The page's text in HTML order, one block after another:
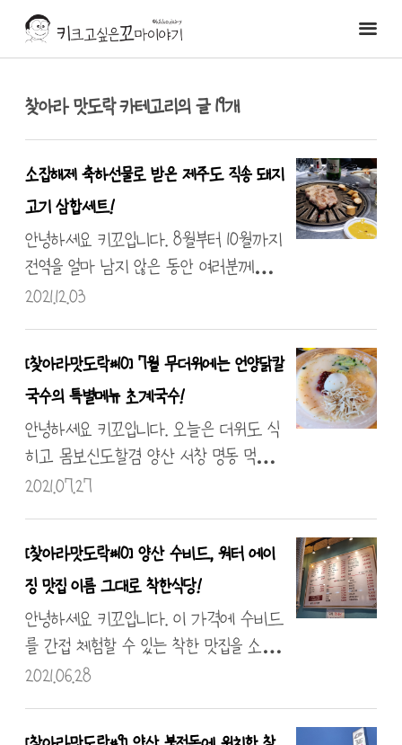
찾아라 맛도락 19
소집해제 축하선물로 받은 제주도 직송 돼지
고기 삼합세트!
안녕하세요 키꼬입니다. 8월부터 10월까지
전역을 얼마 남지 않은 동안 여러분께서
축하 기념으로 많이 챙겨주셨는데요. 그중
보았습니다. 카카오 선물하기로 받은 선물
로 직접 주소를 입력하고 수령할 수 있었답
니다. 오는 데는 2일 걸렸어요! "두둥" 제
주도 특산물이라고 적힌 아이스박스가 문
앞에 딱 있지 말입니다?? 엄청난 게 들어있
겠구나 하고 잔뜩 기대했던 ㅎㅎ 제주 삼
그리고 세 가지 장류가 들어 있고 박스
밑에는 아이스팩이 들어있네요! 딱 1인분??
(제가 돼지라...)용으로 안성맞춤이었답니
다. 귀하게 숯불로 먹어야 또 제맛 아닐까
요?? 바로 숯불 피우러 떠나보았습니다.
2021.12.03
[찾아라맛도락#10] 7월 무더위에는 언양닭칼
국수의 특별메뉴 초계국수!
안녕하세요 키꼬입니다. 오늘은 더위도 식
히고 몸보신도할겸 양산 서창 명동 먹거리
상권에 위치한 "언양닭칼국수"에 방문해
명부작성은 기본이겟죠?? 명부 작성후 착석
~! 전에 몇번 와서 먹어본 곳이라 똑같이
닭칼에 공기밥 추가하려고 했는데 얼음
그릇 초계국수라는 메뉴가 나왔더라구
요. 또 나온건 먹어봐야하지 않습니까? 바
로 시켰답니다 ㅋㅋ;; 이집이 또 김치가 진심
2021.07.27
[찾아라맛도락#10] 양산 수비드, 워터 에이
징 맛집 이름 그대로 착한식당!
안녕하세요 키꼬입니다. 이 가격에 수비드
를 간접 체험할 수 있는 착한 맛집을 소개
해드리겠습니다. 사실은 수비드는 아니에
합니다. 일단 수비드는 저러쿵 이러쿵이고
2021.06.28